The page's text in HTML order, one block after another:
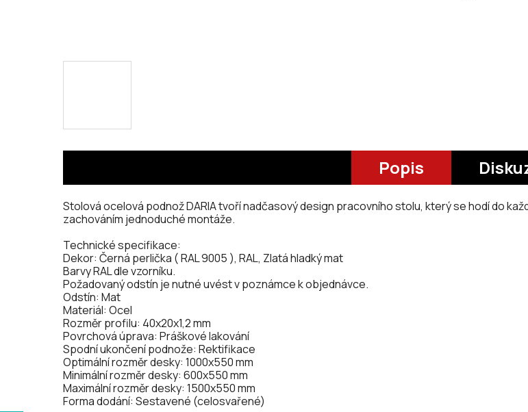
Popis
Stolová ocelová podnož DARIA tvoří nadčasový design pracovního stolu, který se hodí do
zachováním jednoduché montáže.
Technické specifikace:
Dekor: Černá perlička ( RAL 9005 ), RAL, Zlatá hladký mat
Barvy RAL dle vzorníku.
Požadovaný odstín je nutné uvést v poznámce k objednávce.
Odstín: Mat
Materiál: Ocel
Rozměr profilu: 40x20x1,2 mm
Povrchová úprava: Práškové lakování
Spodní ukončení podnože: Rektifikace
Optimální rozměr desky: 1000x550 mm
Minimální rozměr desky: 600x550 mm
Maximální rozměr desky: 1500x550 mm
Forma dodání: Sestavené (celosvařené)